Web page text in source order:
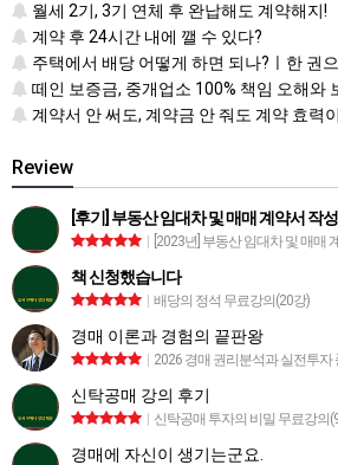
월세 2기, 3기 연체 후 완납해도 계약해지!
계약 후 24시간 내에 깰 수 있다?
주택에서 배당 어떻게 하면 되나?ㅣ한 권으로
떼인 보증금, 중개업소 100% 책임 오해와 보상 청구!ㅣ
계약서 안 써도, 계약금 안 줘도 계약 효력이 있다?ㅣ부
Review
[후기] 부동산 임대차 및 매매 계약서 작
[2023년] 부동산 임대차 및 매매
책 신청했습니다
배당의 정석 무료강의(20강)
경매 이론과 경험의 끝판왕
2026 경매 권리분석과 실전투자
신탁공매 강의 후기
신탁공매 투자의 비밀 무료강의
경매에 자신이 생기는군요.